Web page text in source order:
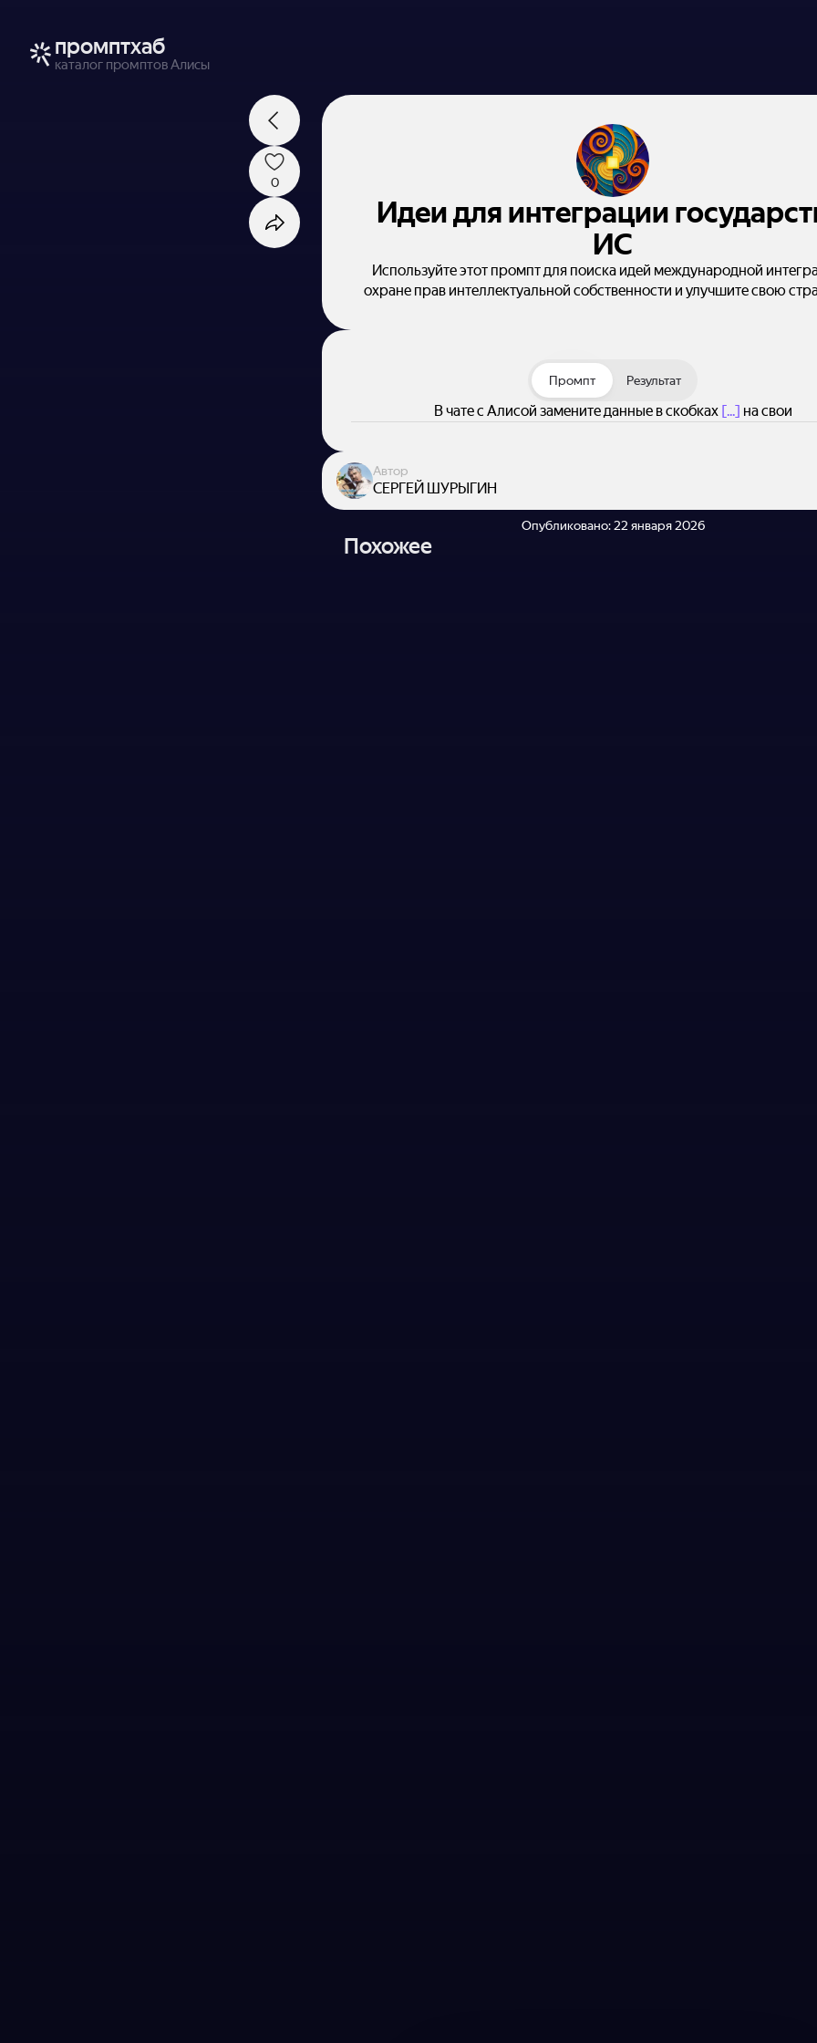
промптхаб
каталог промптов Алисы
Идеи для интеграции
ИС
Используйте этот промпт для поиска идей международной
охране прав интеллектуальной собственности и улучшите свою
0
Промпт Результат
В чате с Алисой замените данные в скобках [...] на свои
Автор
СЕРГЕЙ ШУРЫГИН
Опубликовано:22 января 2026
Похожее